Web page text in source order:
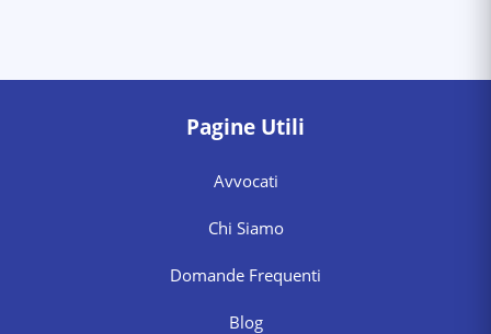
Pagine Utili
Avvocati
Chi Siamo
Domande Frequenti
Blog